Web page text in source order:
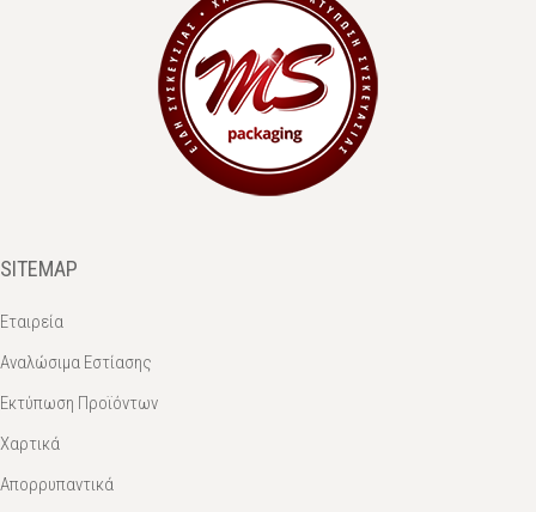
SITEMAP
Εταιρεία
Αναλώσιμα Εστίασης
Εκτύπωση Προϊόντων
Χαρτικά
Απορρυπαντικά